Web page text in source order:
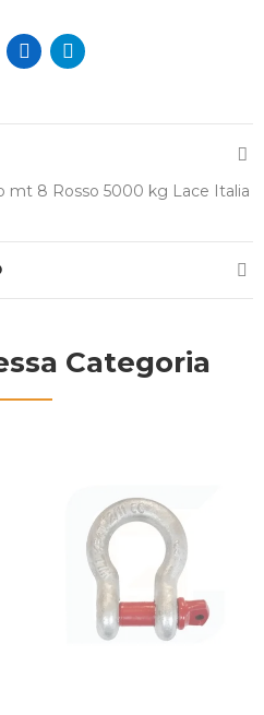
mt 8 Rosso 5000 kg Lace Italia
Categoria